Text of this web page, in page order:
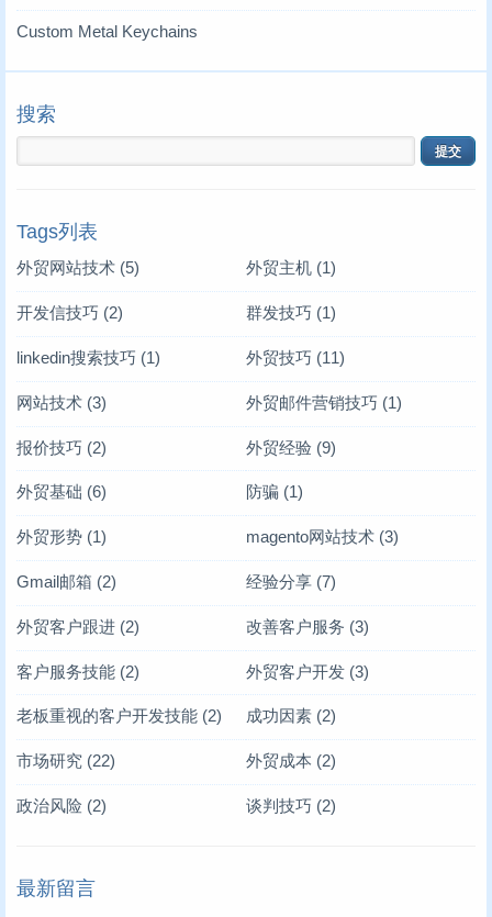
Custom Metal Keychains
搜索
Tags列表
外贸网站技术 (5) 外贸主机 (1)
开发信技巧 (2) 群发技巧 (1)
linkedin搜索技巧 (1) 外贸技巧 (11)
网站技术 (3) 外贸邮件营销技巧 (1)
报价技巧 (2) 外贸经验 (9)
外贸基础 (6) 防骗 (1)
外贸形势 (1) magento网站技术 (3)
Gmail邮箱 (2) 经验分享 (7)
外贸客户跟进 (2) 改善客户服务 (3)
客户服务技能 (2) 外贸客户开发 (3)
老板重视的客户开发技能 (2) 成功因素 (2)
市场研究 (22) 外贸成本 (2)
政治风险 (2) 谈判技巧 (2)
最新留言